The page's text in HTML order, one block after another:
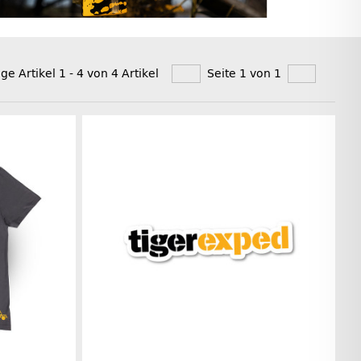
Artikel 1 - 4 von 4 Artikel Seite 1 von 1